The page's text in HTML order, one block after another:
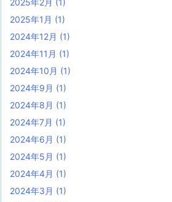
2025年2月 (1)
2025年1月 (1)
2024年12月 (1)
2024年11月 (1)
2024年10月 (1)
2024年9月 (1)
2024年8月 (1)
2024年7月 (1)
2024年6月 (1)
2024年5月 (1)
2024年4月 (1)
2024年3月 (1)